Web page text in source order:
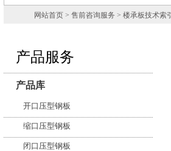
网站首页> 售前咨询服务 > 楼承板技术索引
产品服务
产品库
开口压型钢板
缩口压型钢板
闭口压型钢板